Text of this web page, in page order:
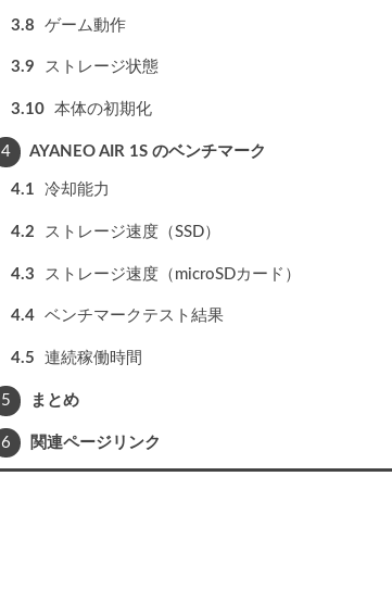
3.8 ゲーム動作
3.9 ストレージ状態
3.10 本体の初期化
4 AYANEO AIR 1S のベンチマーク
4.1 冷却能力
4.2 ストレージ速度（SSD）
4.3 ストレージ速度（microSDカード）
4.4 ベンチマークテスト結果
4.5 連続稼働時間
5 まとめ
6 関連ページリンク